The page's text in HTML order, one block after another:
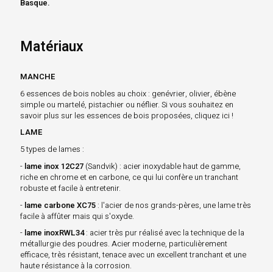
Basque.
Matériaux
MANCHE
6 essences de bois nobles au choix : genévrier, olivier, ébène
simple ou martelé, pistachier ou néflier. Si vous souhaitez en
savoir plus sur les essences de bois proposées, cliquez ici !
LAME
5 types de lames :
- lame inox 12C27(Sandvik) : acier inoxydable haut de gamme,
riche en chrome et en carbone, ce qui lui confère un tranchant
robuste et facile à entretenir.
- lame carbone XC75: l'acier de nos grands-pères, une lame très
facile à affûter mais qui s'oxyde.
- lame inoxRWL34: acier très pur réalisé avec la technique de la
métallurgie des poudres. Acier moderne, particulièrement
efficace, très résistant, tenace avec un excellent tranchant et une
haute résistance à la corrosion.